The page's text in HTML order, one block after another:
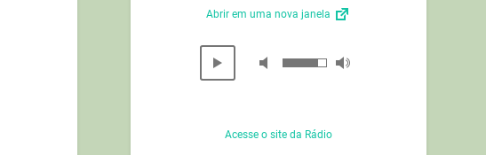
Abrir em uma nova janela
Acesse o site da Rádio